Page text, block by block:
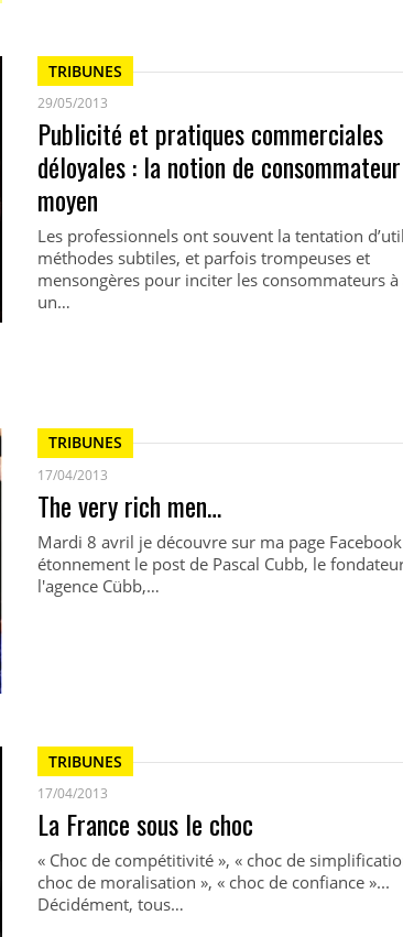
TRIBUNES
29/05/2013
Publicité et pratiques commerciales
déloyales : la notion de consommateur
moyen
Les professionnels ont souvent la tentation
méthodes subtiles, et parfois trompeuses et
mensongères pour inciter les consommateurs à
un…
TRIBUNES
17/04/2013
The very rich men…
Mardi 8 avril je découvre sur ma page
étonnement le post de Pascal Cubb, le
l'agence Cübb,…
TRIBUNES
17/04/2013
La France sous le choc
« Choc de compétitivité », « choc de
choc de moralisation », « choc de confiance »...
Décidément, tous…